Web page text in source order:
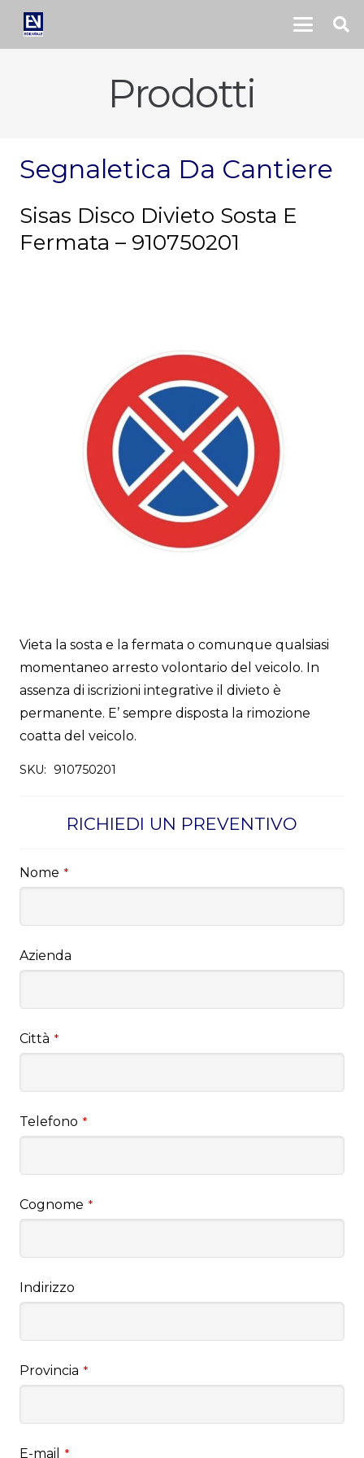
Prodotti
Segnaletica Da Cantiere
Sisas Disco Divieto Sosta E
Fermata – 910750201
Vieta la sosta e la fermata o comunque qualsiasi
momentaneo arresto volontario del veicolo. In
assenza di iscrizioni integrative il divieto è
permanente. E’ sempre disposta la rimozione
coatta del veicolo.
SKU: 910750201
RICHIEDI UN PREVENTIVO
Nome *
Azienda
Città *
Telefono *
Cognome *
Indirizzo
Provincia *
E-mail *